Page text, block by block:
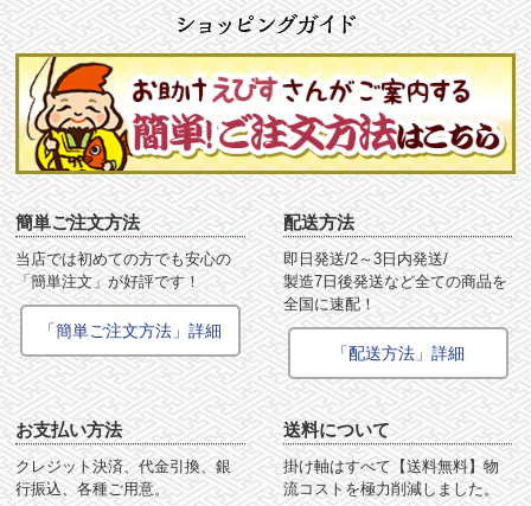
簡単ご注文方法
当店では初めての方でも安心の
「簡単注文」が好評です！
「簡単ご注文方法」詳細
配送方法
即日発送/2～3日内発送/
製造7日後発送など全ての商品を
全国に速配！
「配送方法」詳細
お支払い方法
クレジット決済、代金引換、銀
行振込、各種ご用意。
送料について
掛け軸はすべて【送料無料】物
流コストを極力削減しました。